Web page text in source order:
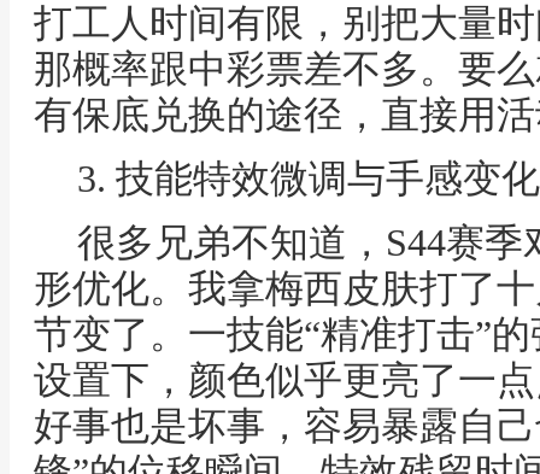
打工人时间有限，别把大量
那概率跟中彩票差不多。要
有保底兑换的途径，直接用
3. 技能特效微调与手感变
很多兄弟不知道，S44赛
形优化。我拿梅西皮肤打了
节变了。一技能“精准打击”
设置下，颜色似乎更亮了一
好事也是坏事，容易暴露自